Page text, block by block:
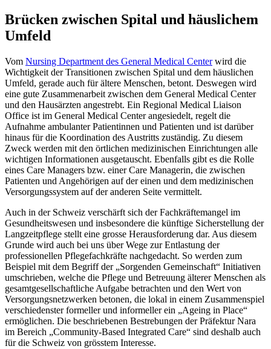
Brücken zwischen Spital und häuslichem
Umfeld
Vom Nursing Department des General Medical Centerwird die
Wichtigkeit der Transitionen zwischen Spital und dem häuslichen
Umfeld, gerade auch für ältere Menschen, betont. Deswegen wird
eine gute Zusammenarbeit zwischen dem General Medical Center
und den Hausärzten angestrebt. Ein Regional Medical Liaison
Office ist im General Medical Center angesiedelt, regelt die
Aufnahme ambulanter Patientinnen und Patienten und ist darüber
hinaus für die Koordination des Austritts zuständig. Zu diesem
Zweck werden mit den örtlichen medizinischen Einrichtungen alle
wichtigen Informationen ausgetauscht. Ebenfalls gibt es die Rolle
eines Care Managers bzw. einer Care Managerin, die zwischen
Patienten und Angehörigen auf der einen und dem medizinischen
Versorgungssystem auf der anderen Seite vermittelt.
Auch in der Schweiz verschärft sich der Fachkräftemangel im
Gesundheitswesen und insbesondere die künftige Sicherstellung der
Langzeitpflege stellt eine grosse Herausforderung dar. Aus diesem
Grunde wird auch bei uns über Wege zur Entlastung der
professionellen Pflegefachkräfte nachgedacht. So werden zum
Beispiel mit dem Begriff der „Sorgenden Gemeinschaft“ Initiativen
umschrieben, welche die Pflege und Betreuung älterer Menschen als
gesamtgesellschaftliche Aufgabe betrachten und den Wert von
Versorgungsnetzwerken betonen, die lokal in einem Zusammenspiel
verschiedenster formeller und informeller ein „Ageing in Place“
ermöglichen. Die beschriebenen Bestrebungen der Präfektur Nara
im Bereich „Community-Based Integrated Care“ sind deshalb auch
für die Schweiz von grösstem Interesse.